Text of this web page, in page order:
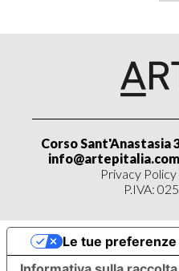
Corso Sant'Anastasia
info@artepitalia.com
Privacy Policy
P.IVA:
Le tue